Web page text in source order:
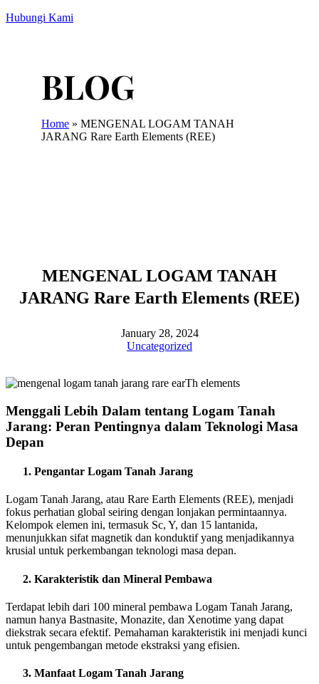
Hubungi Kami
Home » MENGENAL LOGAM TANAH
JARANG Rare Earth Elements (REE)
MENGENAL LOGAM TANAH
JARANG Rare Earth Elements (REE)
January 28, 2024
Uncategorized
Menggali Lebih Dalam tentang Logam Tanah
Jarang: Peran Pentingnya dalam Teknologi Masa
Depan
Pengantar Logam Tanah Jarang
Logam Tanah Jarang, atau Rare Earth Elements (REE), menjadi
fokus perhatian global seiring dengan lonjakan permintaannya.
Kelompok elemen ini, termasuk Sc, Y, dan 15 lantanida,
menunjukkan sifat magnetik dan konduktif yang menjadikannya
krusial untuk perkembangan teknologi masa depan.
Karakteristik dan Mineral Pembawa
Terdapat lebih dari 100 mineral pembawa Logam Tanah Jarang,
namun hanya Bastnasite, Monazite, dan Xenotime yang dapat
diekstrak secara efektif. Pemahaman karakteristik ini menjadi kunci
untuk pengembangan metode ekstraksi yang efisien.
Manfaat Logam Tanah Jarang